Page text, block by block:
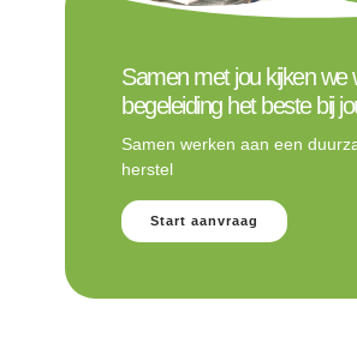
Samen met jou kijken we
begeleiding het beste bij
Samen werken aan een
herstel
Start aanvraag